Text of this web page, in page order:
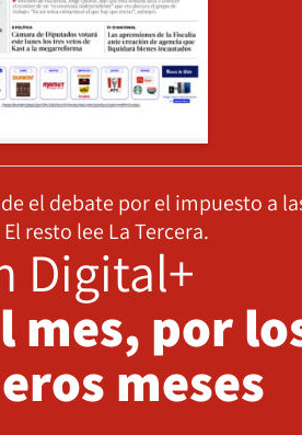
el debate por el impuesto a
resto lee La Tercera.
Digital+
mes, por
meses